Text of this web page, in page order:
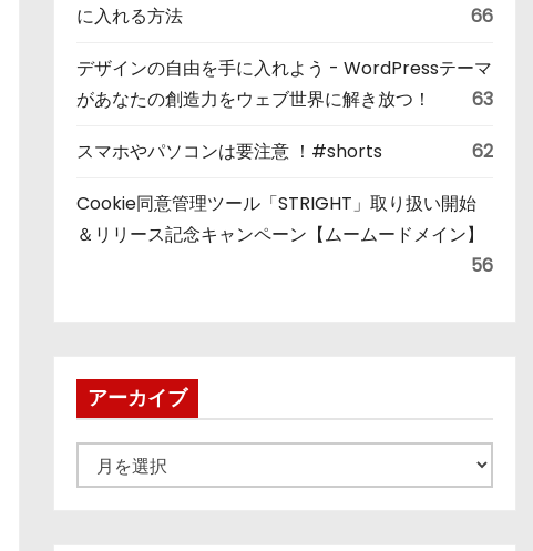
に入れる方法
66
デザインの自由を手に入れよう - WordPressテーマ
があなたの創造力をウェブ世界に解き放つ！
63
スマホやパソコンは要注意 ！#shorts 62
Cookie同意管理ツール「STRIGHT」取り扱い開始
＆リリース記念キャンペーン【ムームードメイン】
56
アーカイブ
ー